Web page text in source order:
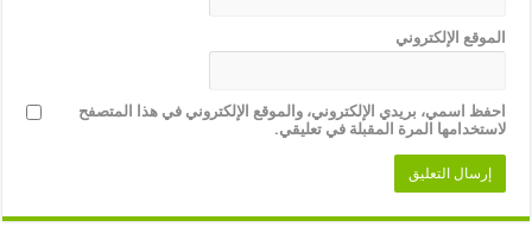
الموقع الإلكتروني
احفظ اسمي، بريدي الإلكتروني، والموقع الإلكتروني في هذا المتصفح
لاستخدامها المرة المقبلة في تعليقي.